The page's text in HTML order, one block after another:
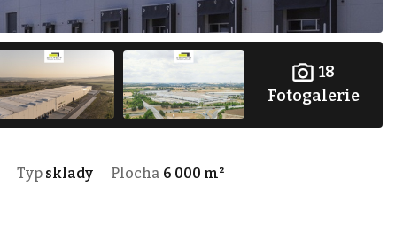
18
Fotogalerie
Typ sklady Plocha 6 000 m²